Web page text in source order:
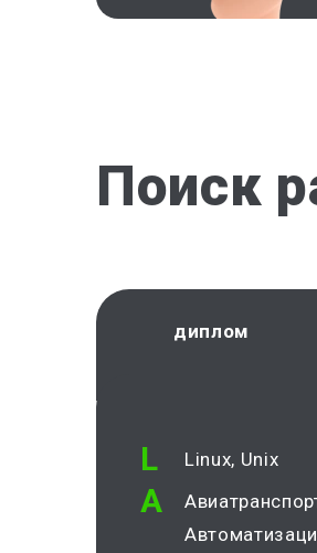
Поиск
диплом
L Linux, Unix
А